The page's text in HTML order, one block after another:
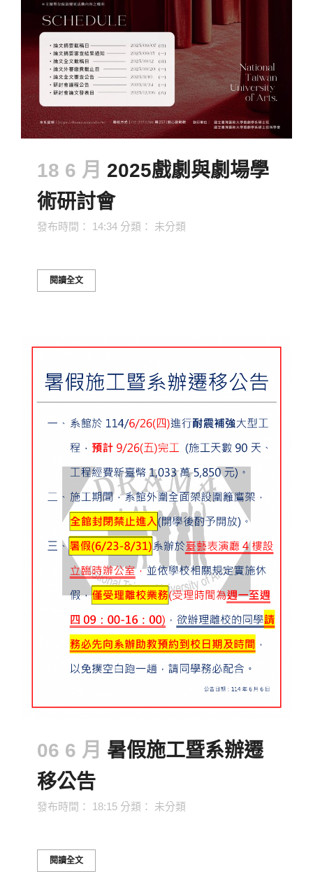
18 6 月 2025戲劇與劇場學
術研討會
發布時間： 14:34 分類： 未分類
閱讀全文
06 6 月 暑假施工暨系辦遷
移公告
發布時間： 18:15 分類： 未分類
閱讀全文